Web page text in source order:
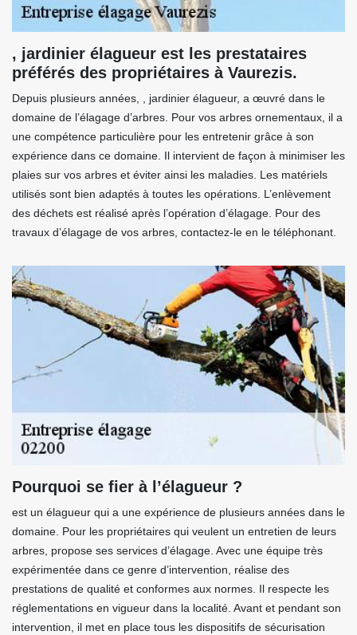
, jardinier élagueur est les prestataires
préférés des propriétaires à Vaurezis.
Depuis plusieurs années, , jardinier élagueur, a œuvré dans le
domaine de l’élagage d’arbres. Pour vos arbres ornementaux, il a
une compétence particulière pour les entretenir grâce à son
expérience dans ce domaine. Il intervient de façon à minimiser les
plaies sur vos arbres et éviter ainsi les maladies. Les matériels
utilisés sont bien adaptés à toutes les opérations. L’enlèvement
des déchets est réalisé après l’opération d’élagage. Pour des
travaux d’élagage de vos arbres, contactez-le en le téléphonant.
Pourquoi se fier à l’élagueur ?
est un élagueur qui a une expérience de plusieurs années dans le
domaine. Pour les propriétaires qui veulent un entretien de leurs
arbres, propose ses services d’élagage. Avec une équipe très
expérimentée dans ce genre d’intervention, réalise des
prestations de qualité et conformes aux normes. Il respecte les
réglementations en vigueur dans la localité. Avant et pendant son
intervention, il met en place tous les dispositifs de sécurisation